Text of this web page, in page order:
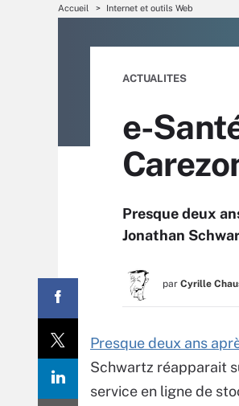
Accueil Internet et outils Web
ACTUALITES
e-
Presque deux
Jonathan
par Cyrille
Presque deux ans
Schwartz réapparait
service en ligne de